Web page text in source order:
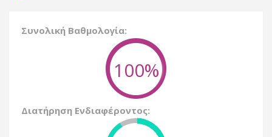
Συνολική Βαθμολογία:
100%
Διατήρηση Ενδιαφέροντος: